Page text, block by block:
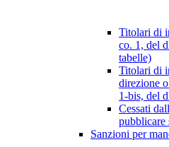
Titolari di
co. 1, del
tabelle)
Titolari di
direzione
1-bis, del
Cessati
pubblicare
Sanzioni per